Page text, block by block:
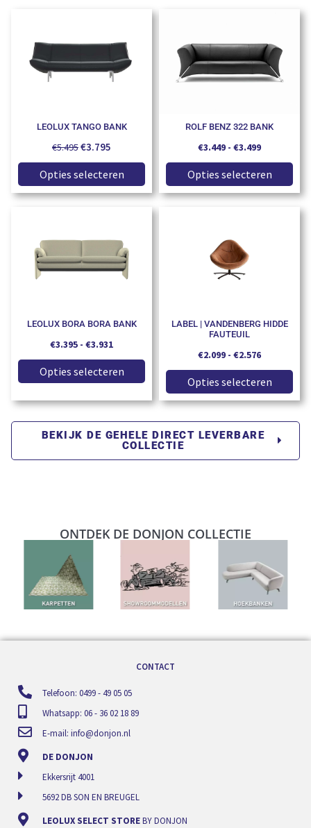
LEOLUX TANGO BANK
€5.495€3.795
Opties selecteren
ROLF BENZ 322 BANK
€3.449 - €3.499
Opties selecteren
LEOLUX BORA BORA BANK
€3.395 - €3.931
Opties selecteren
LABEL | VANDENBERG HIDDE
FAUTEUIL
€2.099 - €2.576
Opties selecteren
BEKIJK DE GEHELE DIRECT LEVERBARE
COLLECTIE
ONTDEK DE DONJON COLLECTIE
CONTACT
Telefoon: 0499 - 49 05 05
Whatsapp: 06 - 36 02 18 89
E-mail: info@donjon.nl
DE DONJON
Ekkersrijt 4001
5692 DB SON EN BREUGEL
LEOLUX SELECT STOREBY DONJON